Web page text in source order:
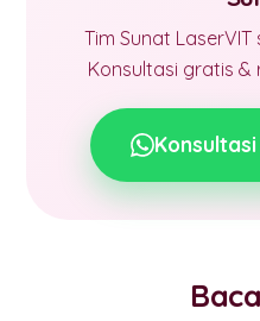
Tim Sunat
Konsultasi gratis &